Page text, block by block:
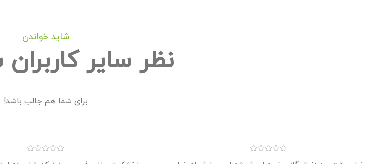
شاید خواندن
نظر سایر
برای شما هم جالب باشد!